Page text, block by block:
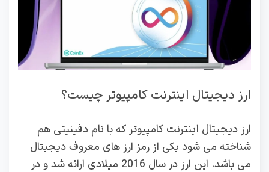
ارز دیجیتال اینترنت کامپیوتر چیست؟
ارز دیجیتال اینترنت کامپیوتر که با نام دفینیتی هم
شناخته می شود یکی از رمز ارز های معروف دیجیتال
می باشد. این ارز در سال 2016 میلادی ارائه شد و در